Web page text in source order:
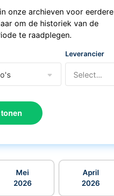
onze archieven voor eerdere
om de historiek van de
te raadplegen.
Leverancier
Select...
Mei
2026
April
2026